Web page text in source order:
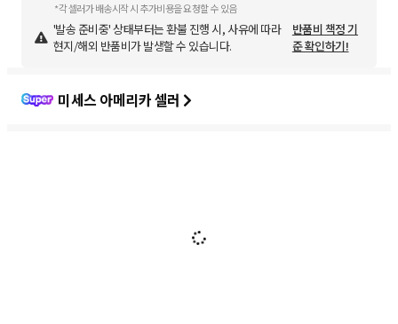
*각 셀러가 배송시작 시 추가비용을 요청할 수 있음
'발송 준비중' 상태부터는 환불 진행 시, 사유에 따라
현지/해외 반품비가 발생할 수 있습니다.
반품비 책정 기
준 확인하기!
미세스 아메리카 셀러